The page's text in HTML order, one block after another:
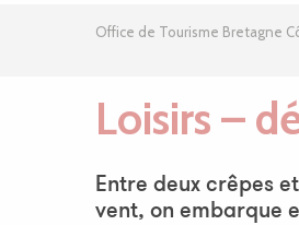
Office de Tourisme Bretagne
Loisirs –
Entre deux crêpes
vent, on embarque